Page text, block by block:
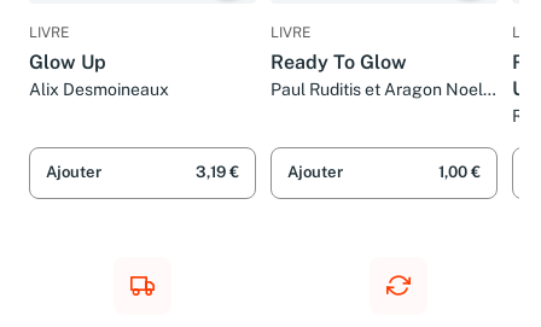
LIVRE
Glow Up
Alix Desmoineaux
Ajouter 3,19 €
LIVRE
Ready To Glow
Paul Ruditis et Aragon Noel
Ajouter 1,00 €